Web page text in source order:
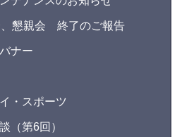
、懇親会 終了のご報告
ナー
・スポーツ
（第6回）